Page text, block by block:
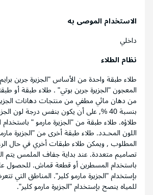
الاستخدام الموصى به
داخلي
نظام الطلاء
طلاء طبقة واحدة من الأساس "الجزيرة جرين
المعجون "الجزيرة جرين بوتي" . طلاء طبقة أو
من دهان مائي مطفي من منتجات دهانات
بنسبة 40 %, على أن يكون بنفس درجة لون
طلاؤه. طلاء طبقة من "الجزيرة مارمو "
اللون المحـدد. طلاء طبقة أخرى من "الجزيرة
المطلوب , ويمكن طلاء طبقات أخري في حال
تصاميم متعددة. عند بداية جفاف الملمس يتم
باستخدام المسطرين أو قطعة قماش. للحصول
بإستخدام "الجزيرة مارمو كلير". المناطق التي
للمياه ينصح بإستخدام "الجزيرة مارمو كلير".